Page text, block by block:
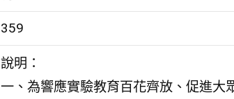
359
說明：
一、為響應實驗教育百花齊放、促進大